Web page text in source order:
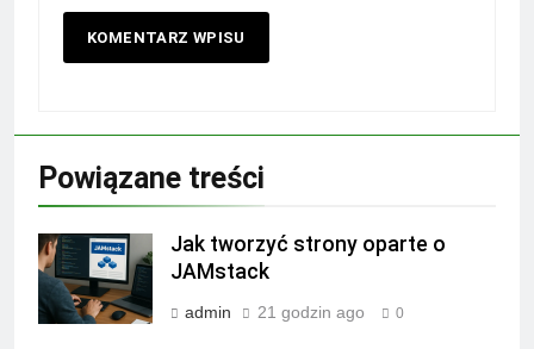
Powiązane treści
Jak tworzyć strony oparte o
JAMstack
admin 21 godzin ago 0